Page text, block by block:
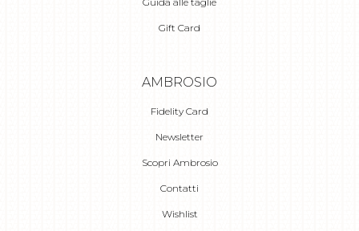
Gift Card
AMBROSIO
Fidelity Card
Newsletter
Scopri Ambrosio
Contatti
Wishlist